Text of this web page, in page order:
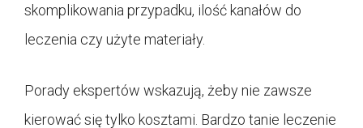
skomplikowania przypadku, ilość kanałów do
leczenia czy użyte materiały.
Porady ekspertów wskazują, żeby nie zawsze
kierować się tylko kosztami. Bardzo tanie leczenie